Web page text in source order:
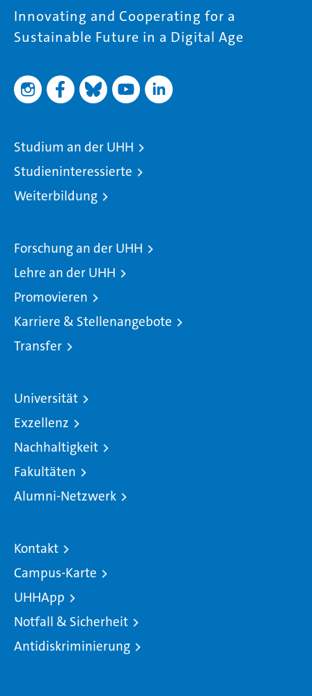
Innovating and Cooperating for a
Sustainable Future in a Digital Age
Studium an der UHH
Studieninteressierte
Weiterbildung
Forschung an der UHH
Lehre an der UHH
Promovieren
Karriere & Stellenangebote
Transfer
Universität
Exzellenz
Nachhaltigkeit
Fakultäten
Alumni-Netzwerk
Kontakt
Campus-Karte
UHHApp
Notfall & Sicherheit
Antidiskriminierung